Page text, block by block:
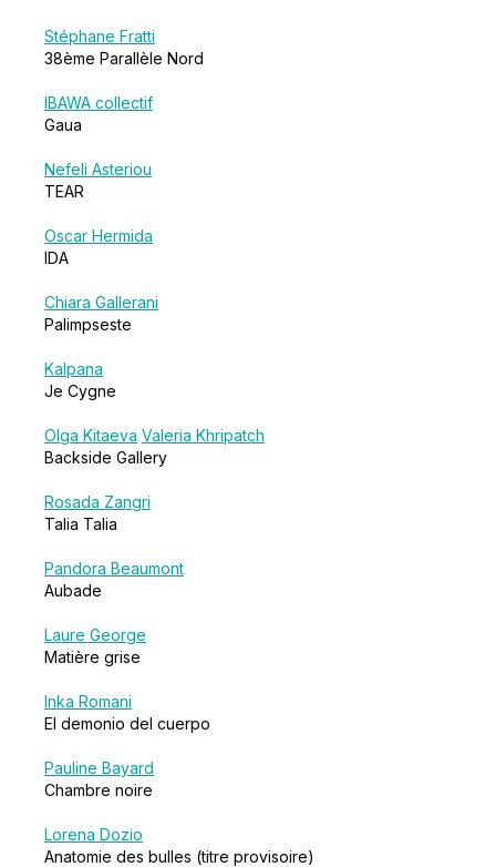
Stéphane Fratti
38ème Parallèle Nord
IBAWA collectif
Gaua
Nefeli Asteriou
TEAR
Oscar Hermida
IDA
Chiara Gallerani
Palimpseste
Kalpana
Je Cygne
Olga Kitaeva Valeria Khripatch
Backside Gallery
Rosada Zangri
Talia Talia
Pandora Beaumont
Aubade
Laure George
Matière grise
Inka Romani
El demonio del cuerpo
Pauline Bayard
Chambre noire
Lorena Dozio
Anatomie des bulles (titre provisoire)